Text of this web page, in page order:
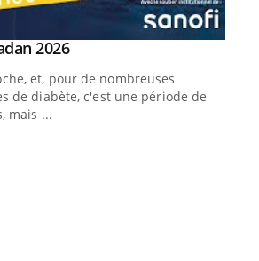
2026Youtube
et, pour de nombreuses
de diabète, c'est une période de
mais ...